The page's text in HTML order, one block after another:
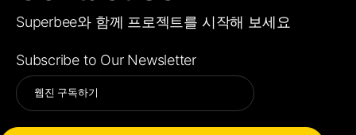
Superbee와 함께 프로젝트를 시작해 보세요
Subscribe to Our Newsletter
Alternative: